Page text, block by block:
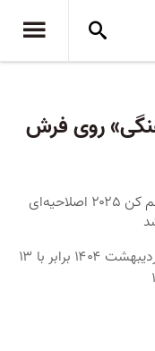
کن ۲۰۲۵ «برهنگی» روی فرش
تنها ۲۴ ساعت قبل از افتتاحیه جشنواره فیلم کن ۲۰۲۵ اصلاحیه‌ای
سه شنبه ۲۳ اردیبهشت ۱۴۰۴ برابر با ۱۳